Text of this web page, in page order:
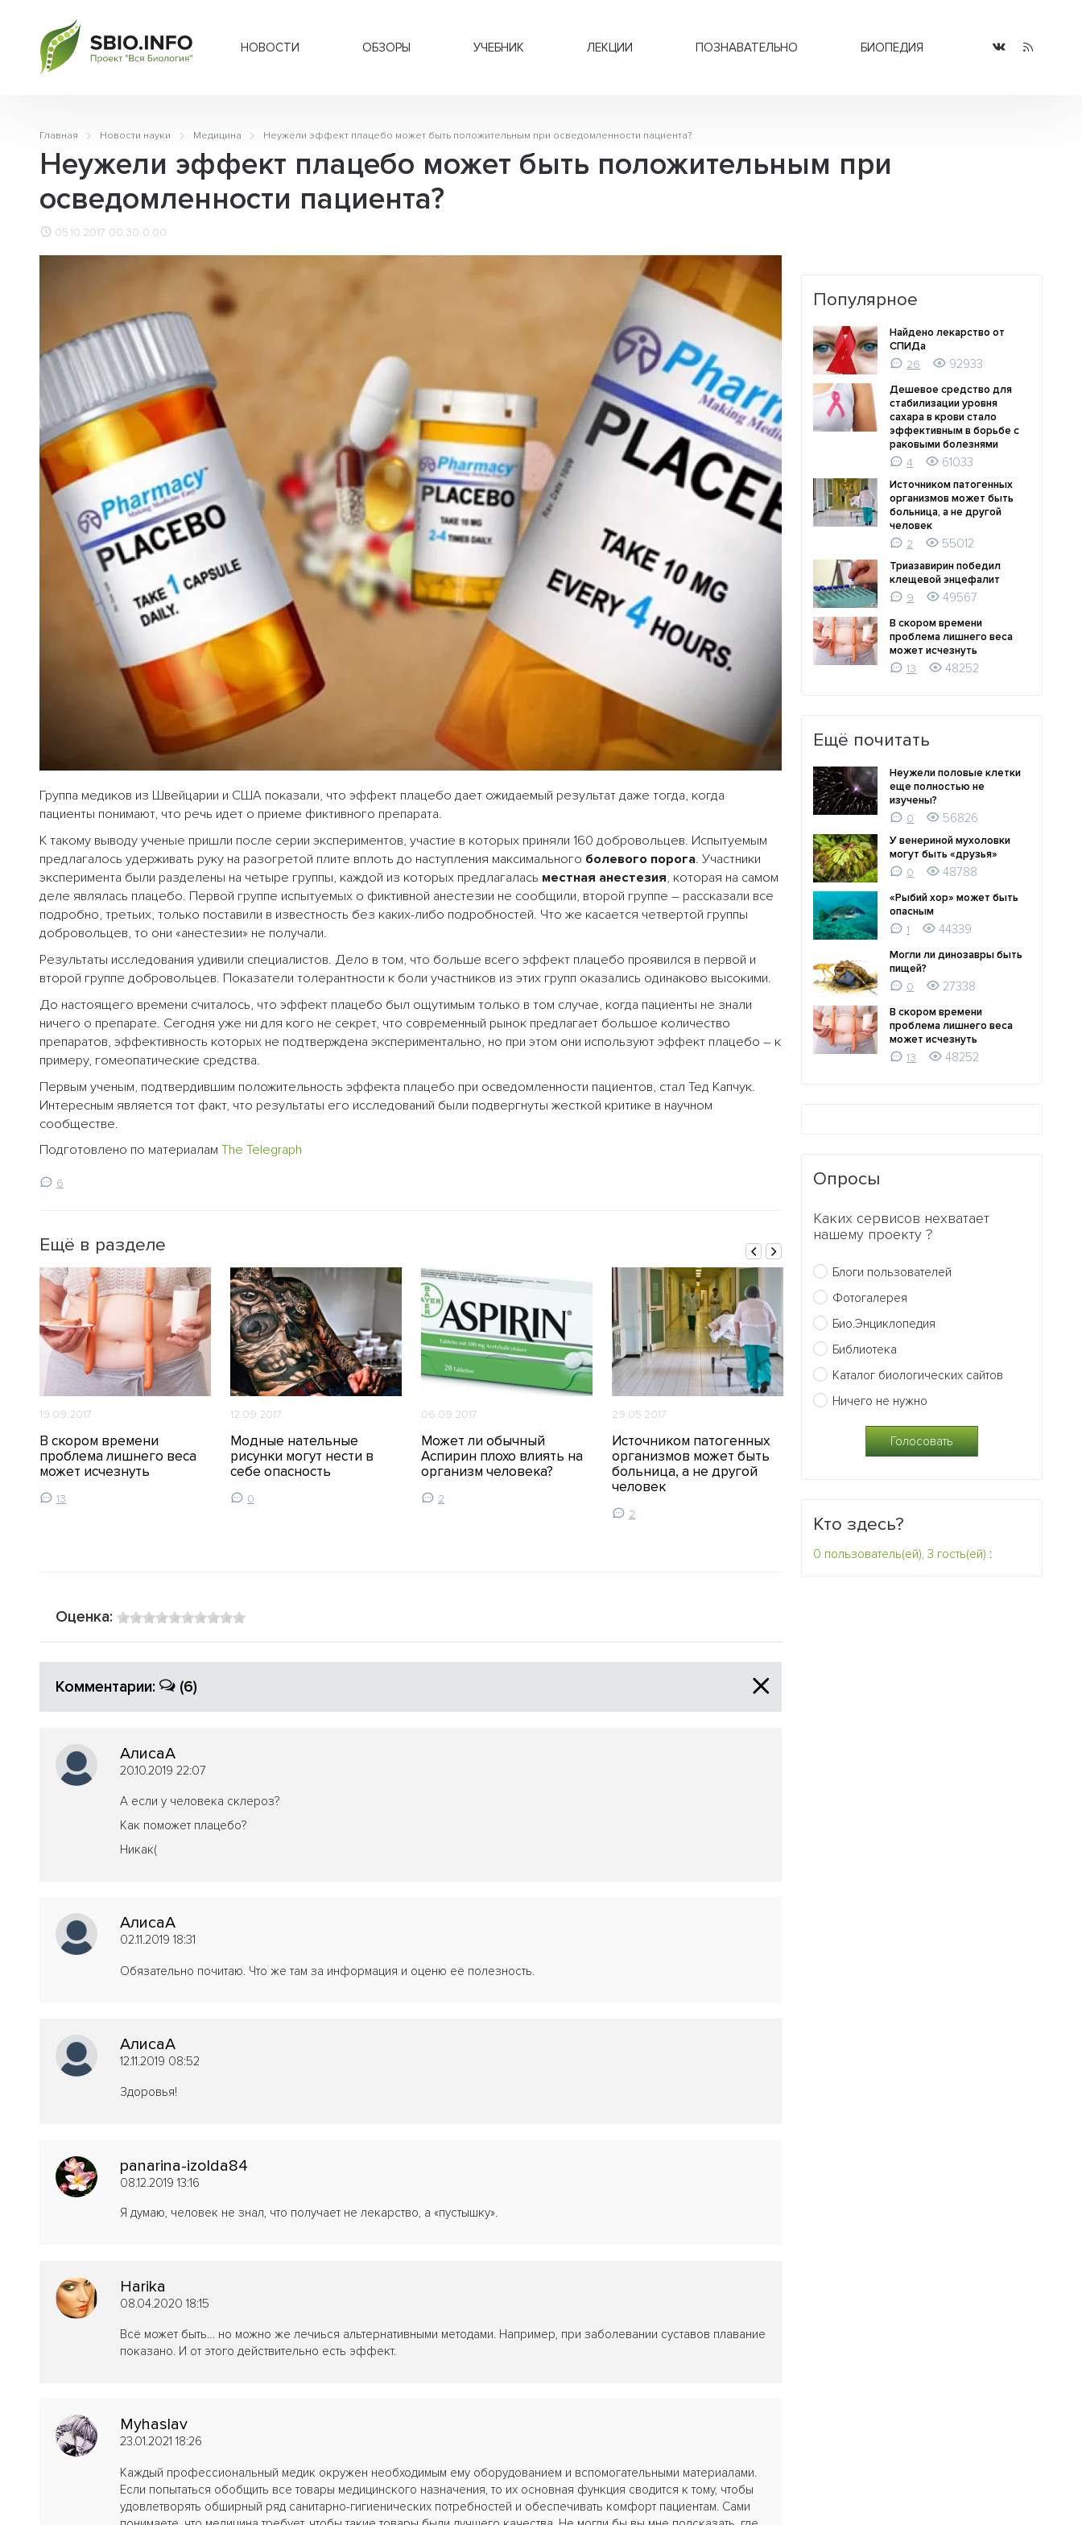
НОВОСТИ ОБЗОРЫ УЧЕБНИК ЛЕКЦИИ ПОЗНАВАТЕЛЬНО БИОПЕДИЯ
Главная Новости науки Медицина Неужели эффект плацебо может быть положительным при осведомленности пациента?
Неужели эффект плацебо может быть положительным при
осведомленности пациента?
05.10.2017 00:30 0.00
Группа медиков из Швейцарии и США показали, что эффект плацебо дает ожидаемый результат даже тогда, когда
пациенты понимают, что речь идет о приеме фиктивного препарата.
К такому выводу ученые пришли после серии экспериментов, участие в которых приняли 160 добровольцев. Испытуемым
предлагалось удерживать руку на разогретой плите вплоть до наступления максимального болевого порога. Участники
эксперимента были разделены на четыре группы, каждой из которых предлагалась местная анестезия, которая на самом
деле являлась плацебо. Первой группе испытуемых о фиктивной анестезии не сообщили, второй группе – рассказали все
подробно, третьих, только поставили в известность без каких-либо подробностей. Что же касается четвертой группы
добровольцев, то они «анестезии» не получали.
Результаты исследования удивили специалистов. Дело в том, что больше всего эффект плацебо проявился в первой и
второй группе добровольцев. Показатели толерантности к боли участников из этих групп оказались одинаково высокими.
До настоящего времени считалось, что эффект плацебо был ощутимым только в том случае, когда пациенты не знали
ничего о препарате. Сегодня уже ни для кого не секрет, что современный рынок предлагает большое количество
препаратов, эффективность которых не подтверждена экспериментально, но при этом они используют эффект плацебо – к
примеру, гомеопатические средства.
Первым ученым, подтвердившим положительность эффекта плацебо при осведомленности пациентов, стал Тед Капчук.
Интересным является тот факт, что результаты его исследований были подвергнуты жесткой критике в научном
сообществе.
Подготовлено по материалам The Telegraph
6
Ещё в разделе
19.09.2017
В скором времени
проблема лишнего веса
может исчезнуть
13
12.09.2017
Модные нательные
рисунки могут нести в
себе опасность
0
06.09.2017
Может ли обычный
Аспирин плохо влиять на
организм человека?
2
29.05.2017
Источником патогенных
организмов может быть
больница, а не другой
человек
2
Обычная вакцинация
против гриппа может
Оценка:
Комментарии: (6)
АлисаА
20.10.2019 22:07
А если у человека склероз?
Как поможет плацебо?
Никак(
АлисаА
02.11.2019 18:31
Обязательно почитаю. Что же там за информация и оценю её полезность.
АлисаА
12.11.2019 08:52
Здоровья!
panarina-izolda84
08.12.2019 13:16
Я думаю, человек не знал, что получает не лекарство, а «пустышку».
Harika
08.04.2020 18:15
Всё может быть… но можно же лечиься альтернативными методами. Например, при заболевании суставов плавание
показано. И от этого действительно есть эффект.
Myhaslav
23.01.2021 18:26
Каждый профессиональный медик окружен необходимым ему оборудованием и вспомогательными материалами.
Если попытаться обобщить все товары медицинского назначения, то их основная функция сводится к тому, чтобы
удовлетворять обширный ряд санитарно-гигиенических потребностей и обеспечивать комфорт пациентам. Сами
Популярное
Найдено лекарство от
СПИДа
26
92933
Дешевое средство для
стабилизации уровня
сахара в крови стало
эффективным в борьбе с
раковыми болезнями
4
61033
Источником патогенных
организмов может быть
больница, а не другой
человек
2
55012
Триазавирин победил
клещевой энцефалит
9
49567
В скором времени
проблема лишнего веса
может исчезнуть
13
48252
Ещё почитать
Неужели половые клетки
еще полностью не
изучены?
0
56826
У венериной мухоловки
могут быть «друзья»
0
48788
«Рыбий хор» может быть
опасным
1
44339
Могли ли динозавры быть
пищей?
0
27338
В скором времени
проблема лишнего веса
может исчезнуть
13
48252
Опросы
Каких сервисов нехватает
нашему проекту ?
Блоги пользователей
Фотогалерея
Био.Энциклопедия
Библиотека
Каталог биологических сайтов
Ничего не нужно
Кто здесь?
0 пользователь(ей), 3 гость(ей) :